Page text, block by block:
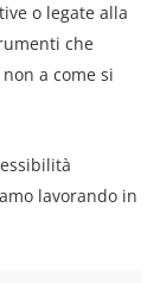
o legate alla
che
a come si
lavorando in